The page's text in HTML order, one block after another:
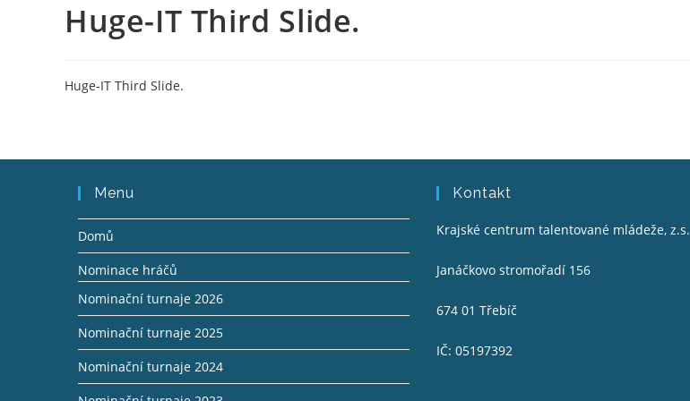
Huge-IT Third Slide.
Huge-IT Third Slide.
Menu
Domů
Nominace hráčů
Nominační turnaje 2026
Nominační turnaje 2025
Nominační turnaje 2024
Kontakt
Krajské centrum talentované mládeže, z.s.
Janáčkovo stromořadí 156
674 01 Třebíč
IČ: 05197392